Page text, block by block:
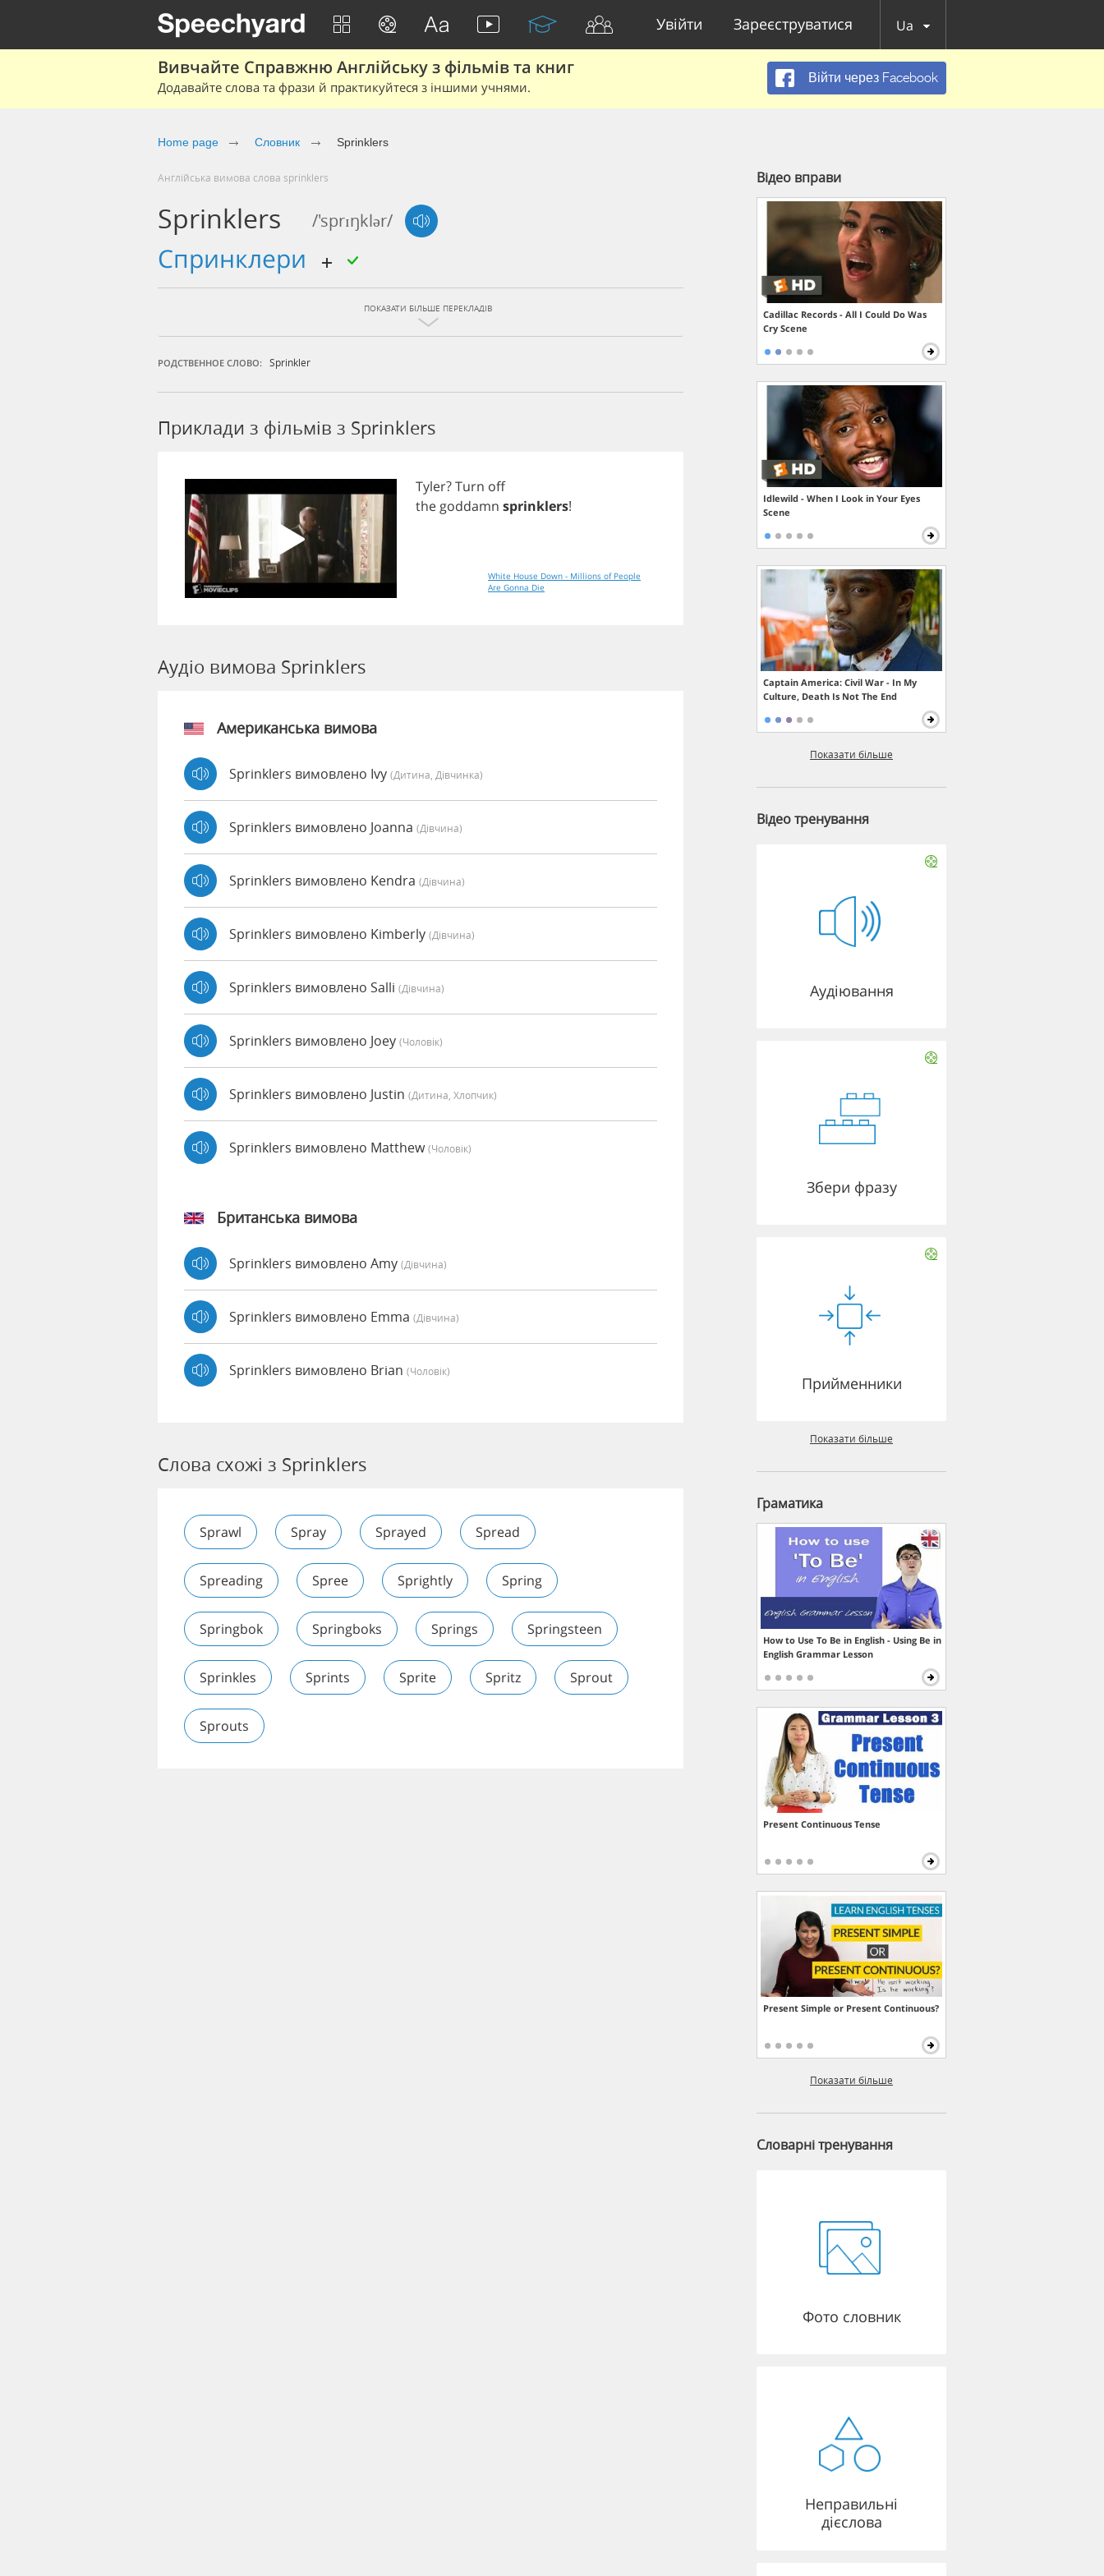
Увійти Зареєструватися Ua
Вивчайте Справжню Англійську з фільмів та книг
Додавайте слова та фрази й практикуйтеся з іншими учнями.
Війти через Facebook
Home page Cловник Sprinklers
Англійська вимова слова sprinklers
Sprinklers /'sprɪŋklər/
спринклери
ПОКАЗАТИ БІЛЬШЕ ПЕРЕКЛАДІВ
РОДСТВЕННОЕ СЛОВО: Sprinkler
Приклади з фільмів з Sprinklers
Tyler?Turn off
the goddamn sprinklers!
White House Down - Millions of People
Are Gonna Die
Аудіо вимова Sprinklers
Американська вимова
Sprinklers вимовлено Ivy (дитина, Дівчинка)
Sprinklers вимовлено Joanna (дівчина)
Sprinklers вимовлено Kendra (дівчина)
Sprinklers вимовлено Kimberly (дівчина)
Sprinklers вимовлено Salli (дівчина)
Sprinklers вимовлено Joey (чоловік)
Sprinklers вимовлено Justin (дитина, Хлопчик)
Sprinklers вимовлено Matthew(чоловік)
Британська вимова
Sprinklers вимовлено Amy (дівчина)
Sprinklers вимовлено Emma (дівчина)
Sprinklers вимовлено Brian (чоловік)
Слова схожі з Sprinklers
Sprawl Spray Sprayed Spread
Spreading Spree Sprightly Spring
Springbok Springboks Springs Springsteen
Sprinkles Sprints Sprite Spritz Sprout
Sprouts
Відео вправи
Cadillac Records - All I Could Do Was
Cry Scene
Idlewild - When I Look in Your Eyes
Scene
Captain America: Civil War - In My
Culture, Death Is Not The End
Показати більше
Відео тренування
Аудіювання
Збери фразу
Прийменники
Показати більше
Граматика
How to Use To Be in English - Using Be in
English Grammar Lesson
Present Continuous Tense
Present Simple or Present Continuous?
Показати більше
Словарні тренування
Фото словник
Неправильні
дієслова